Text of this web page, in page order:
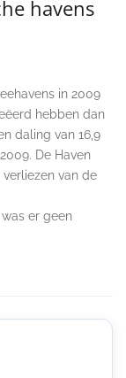
havens
in 2009
hebben dan
daling van 16,9
De Haven
van de
er geen